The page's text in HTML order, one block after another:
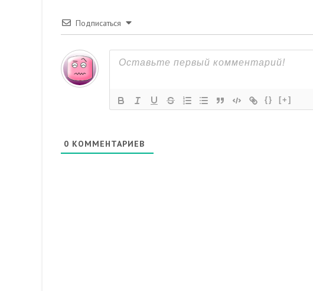
Подписаться
{} [+]
0 КОММЕНТАРИЕВ